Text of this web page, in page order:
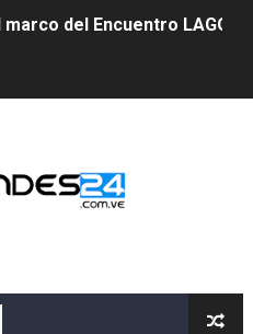
del Encuentro LAGO
apadrina a más de 993
deportiva de cara a